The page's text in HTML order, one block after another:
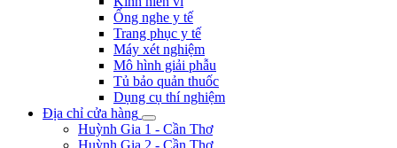
Ống nghe y tế
Trang phục y tế
Máy xét nghiệm
Mô hình giải phẫu
Tủ bảo quản thuốc
Dụng cụ thí nghiệm
Địa chỉ cửa hàng
Huỳnh Gia 1 - Cần Thơ
Huỳnh Gia 2 - Cần Thơ